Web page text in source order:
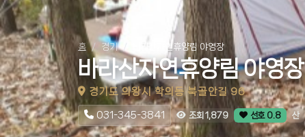
홈 경기 바라산자연휴양림 야영장
바라산자연휴양림 야영장
경기도 의왕시 학의동 북골안길 96
031-345-3841 조회 1,879 선호 0.8 산